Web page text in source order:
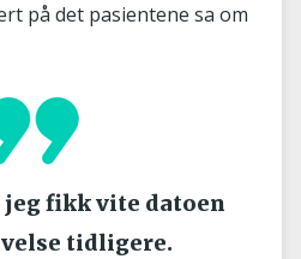
på det pasientene sa om
jeg fikk vite datoen
tidligere.